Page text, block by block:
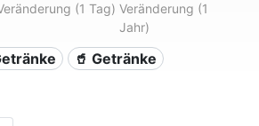
(1 Tag) Veränderung (1
Jahr)
🥤 Getränke